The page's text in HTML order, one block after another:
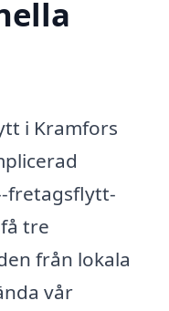
i Kramfors
fretagsflytt-
tre
från lokala
vår